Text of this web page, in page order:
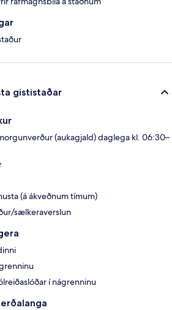
gististaðar
(aukagjald) daglega kl. 06:30–
(á ákveðnum tímum)
sælkeraverslun
í nágrenninu